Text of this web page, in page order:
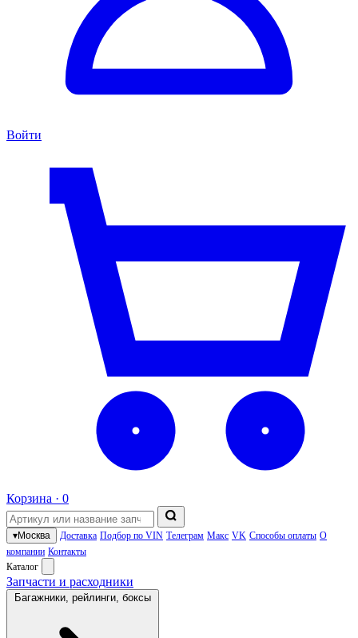
Войти
Корзина · 0
▾Москва Доставка Подбор по VIN Телеграм Макс VK Способы оплаты О
компании Контакты
Каталог
Запчасти и расходники
Багажники, рейлинги, боксы